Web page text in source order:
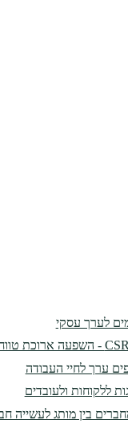
לערך עסקי
ערך לחיי העבודה
ללקוחות ולעובדים
בין מותג לעשייה